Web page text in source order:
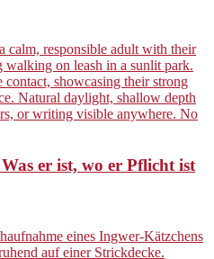
er ist, wo er Pflicht ist